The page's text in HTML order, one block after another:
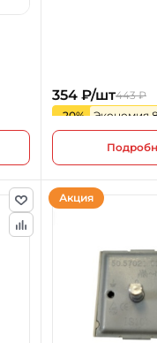
354 ₽/шт443 ₽
-20%
Экономия
Акция